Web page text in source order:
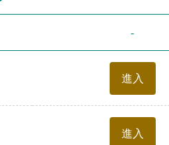
-
進入
進入